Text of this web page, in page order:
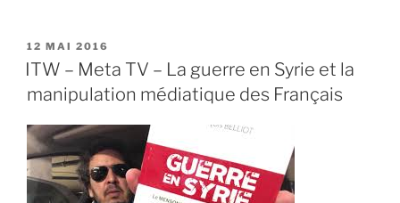
Syrie
2
ACC
PUBLIÉ
LE
12 MAI 2016
ITW – Meta TV – La guerre en Syrie et la
manipulation médiatique des Français